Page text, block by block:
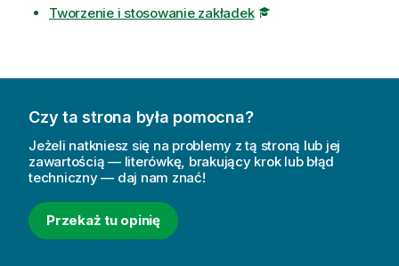
Tworzenie i stosowanie zakładek
Czy ta strona była pomocna?
Jeżeli natkniesz się na problemy z tą stroną lub jej
zawartością — literówkę, brakujący krok lub błąd
techniczny — daj nam znać!
Przekaż tu opinię